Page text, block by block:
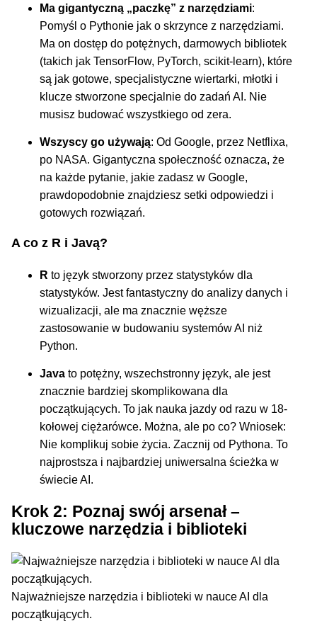
Ma gigantyczną „paczkę” z narzędziami:
Pomyśl o Pythonie jak o skrzynce z narzędziami.
Ma on dostęp do potężnych, darmowych bibliotek
(takich jak TensorFlow, PyTorch, scikit-learn), które
są jak gotowe, specjalistyczne wiertarki, młotki i
klucze stworzone specjalnie do zadań AI. Nie
musisz budować wszystkiego od zera.
Wszyscy go używają: Od Google, przez Netflixa,
po NASA. Gigantyczna społeczność oznacza, że
na każde pytanie, jakie zadasz w Google,
prawdopodobnie znajdziesz setki odpowiedzi i
gotowych rozwiązań.
A co z R i Javą?
R to język stworzony przez statystyków dla
statystyków. Jest fantastyczny do analizy danych i
wizualizacji, ale ma znacznie węższe
zastosowanie w budowaniu systemów AI niż
Python.
Java to potężny, wszechstronny język, ale jest
znacznie bardziej skomplikowana dla
początkujących. To jak nauka jazdy od razu w 18-
kołowej ciężarówce. Można, ale po co? Wniosek:
Nie komplikuj sobie życia. Zacznij od Pythona. To
najprostsza i najbardziej uniwersalna ścieżka w
świecie AI.
Krok 2: Poznaj swój arsenał –
kluczowe narzędzia i biblioteki
Najważniejsze narzędzia i biblioteki w nauce AI dla
początkujących.